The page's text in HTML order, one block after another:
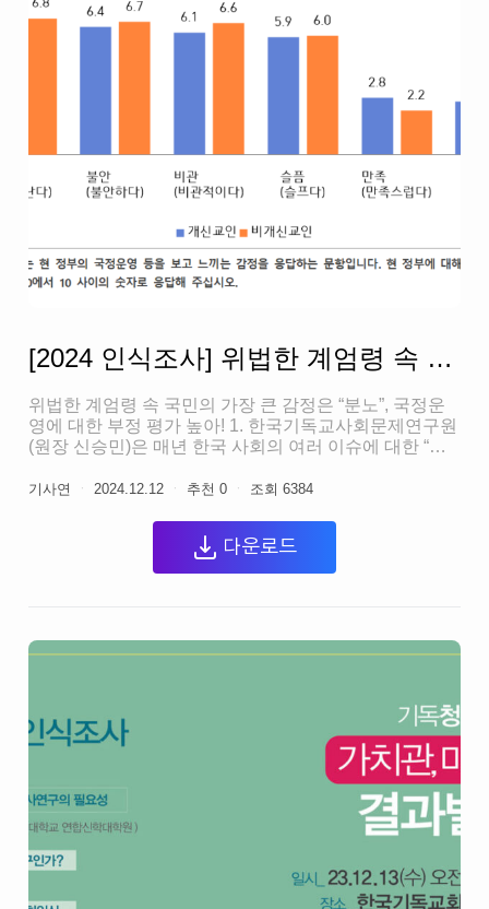
[2024 인식조사] 위법한 계엄령 속 국민의 가장 큰 감정은 “분노”, 국정운영에 대한 부정 평가 높아!
위법한 계엄령 속 국민의 가장 큰 감정은 “분노”, 국정운
영에 대한 부정 평가 높아! 1. 한국기독교사회문제연구원
(원장 신승민)은 매년 한국 사회의 여러 이슈에 대한 “개
와 사회, 개인적 삶의 ‘위기’에 초점을 맞추어 개신교인과
2024.11.13.-22, 표본수: 개신교인 1,058명 / 비개신교인
1,094명)를 ㈜한국리서치에 의뢰하여 실시했습니다. 2.
지난 주 발생한 윤석열 정부의 위헌적 비상계엄 시도와
였음이 이번 조사에서 드러났습니다. 3. 조사 결과에 따
(6.1점), 슬픔(5.9점), 만족(2.8점), 희망(2.7점) 순으로 나
타났습니다. 이 순서는 같은 기간 비개신교인을 대상으
로 한 설문조사에서도 마찬가지로 나타났는데, 분노(6.8
점), 불안(6.7점), 비관(6.6점), 슬픔(6.0점), 만족(2.2점),
희망(2.1점) 순입니다. 연령 별로는 40대(개신교인 7.3점,
비개신교인 7.6점), 50대(개신교인 7.0점, 비개신교인 7.5
점)에서 분노가 가장 크고, 70세 이상(개신교인 5.7점, 비
개신교인 5.5점)의 분노가 상대적으로 가장 낮지만 이조
차도 중간 이상입니다. (아래 표 1 참조) 4. 또한 총 9개 분
야별 국정운영 평가 조사 결과에 따르면, 개신교인의 경
기사연 ㆍ 2024.12.12 ㆍ 추천 0 ㆍ 조회 6384
다운로드